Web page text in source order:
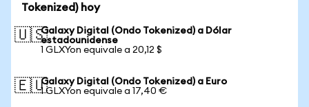
Tokenized) hoy
🇺🇸Galaxy Digital (Ondo Tokenized) a Dólar
estadounidense
1 GLXYon equivale a 20,12 $
🇪🇺Galaxy Digital (Ondo Tokenized) a Euro
1 GLXYon equivale a 17,40 €